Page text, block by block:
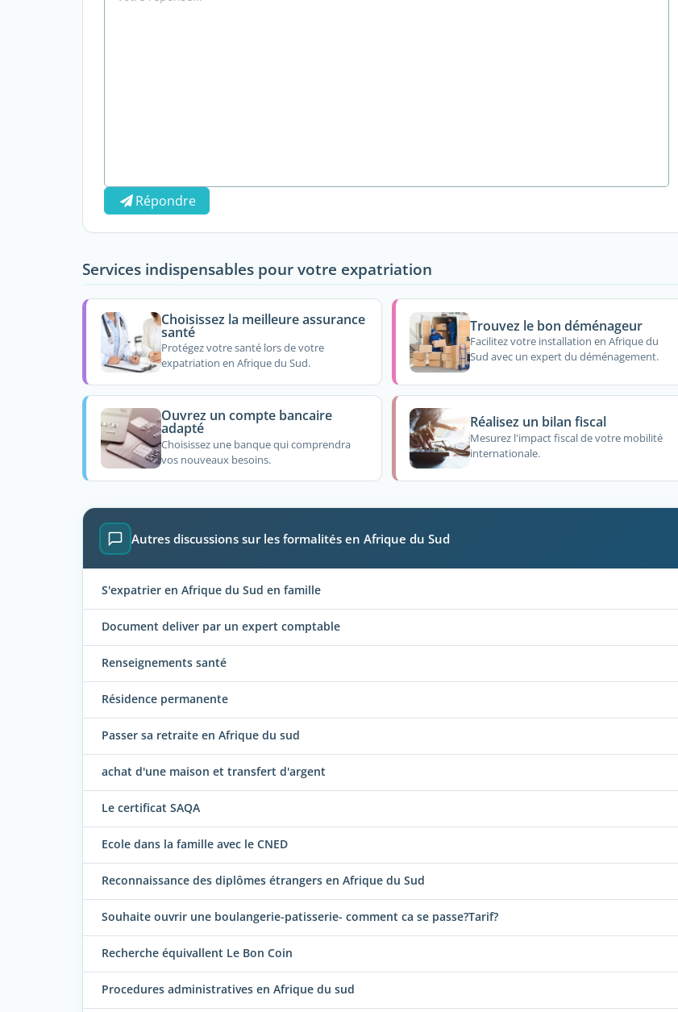
Répondre
Services indispensables pour votre expatriation
Choisissez la meilleure assurance
santé
Protégez votre santé lors de votre
expatriation en Afrique du Sud.
Trouvez le bon déménageur
Facilitez votre installation en Afrique du
Sud avec un expert du déménagement.
Ouvrez un compte bancaire
adapté
Choisissez une banque qui comprendra
vos nouveaux besoins.
Réalisez un bilan fiscal
Mesurez l'impact fiscal de votre mobilité
internationale.
Autres discussions sur les formalités en Afrique du Sud
S'expatrier en Afrique du Sud en famille
Document deliver par un expert comptable
Renseignements santé
Résidence permanente
Passer sa retraite en Afrique du sud
achat d'une maison et transfert d'argent
Le certificat SAQA
Ecole dans la famille avec le CNED
Reconnaissance des diplômes étrangers en Afrique du Sud
Souhaite ouvrir une boulangerie-patisserie- comment ca se passe?Tarif?
Recherche équivallent Le Bon Coin
Procedures administratives en Afrique du sud